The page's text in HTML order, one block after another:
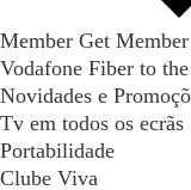
Member Get Member
Vodafone Fiber to
Novidades e
Tv em todos os ecrãs
Portabilidade
Clube Viva